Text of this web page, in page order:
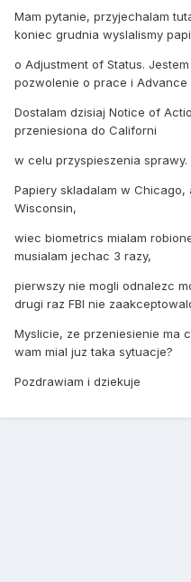
Mam pytanie, przyjechalam
koniec grudnia wyslalismy
o Adjustment of Status.
pozwolenie o prace i Advance
Dostalam dzisiaj Notice of
przeniesiona do Californi
w celu przyspieszenia
Papiery skladalam w Chicago,
Wisconsin,
wiec biometrics mialam
musialam jechac 3 razy,
pierwszy nie mogli odnalezc
drugi raz FBI nie
Myslicie, ze przeniesienie ma
wam mial juz taka sytuacje?
Pozdrawiam i dziekuje